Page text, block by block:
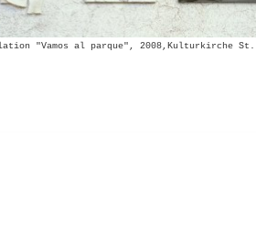
"Vamos al parque", 2008,Kulturkirche St.